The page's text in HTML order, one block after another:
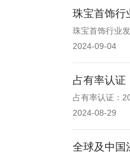
珠宝首饰行
珠宝首饰行业
2024-09-04
占有率认证
占有率认证：
2024-08-29
全球及中国